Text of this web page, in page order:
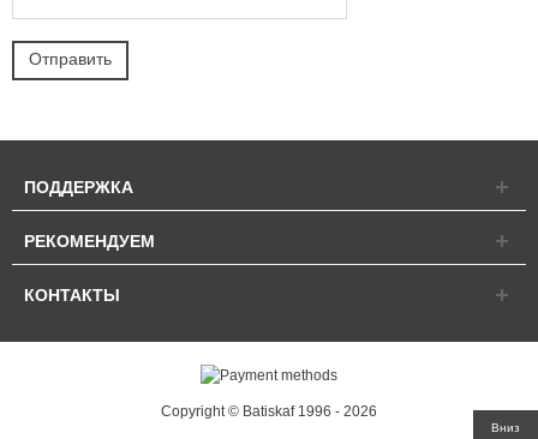
Вниз
ПОДДЕРЖКА
РЕКОМЕНДУЕМ
КОНТАКТЫ
Copyright © Batiskaf 1996 - 2026